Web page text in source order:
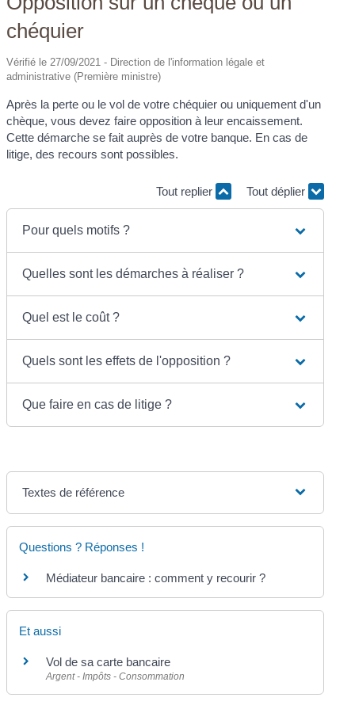
chéquier
Vérifié le 27/09/2021 - Direction de l'information légale et
administrative (Première ministre)
Après la perte ou le vol de votre chéquier ou uniquement d'un
chèque, vous devez faire opposition à leur encaissement.
Cette démarche se fait auprès de votre banque. En cas de
litige, des recours sont possibles.
Tout replier Tout déplier
Pour quels motifs ?
Quelles sont les démarches à réaliser ?
Quel est le coût ?
Quels sont les effets de l'opposition ?
Que faire en cas de litige ?
Textes de référence
Questions ? Réponses !
Médiateur bancaire : comment y recourir ?
Et aussi
Vol de sa carte bancaire
Argent - Impôts - Consommation